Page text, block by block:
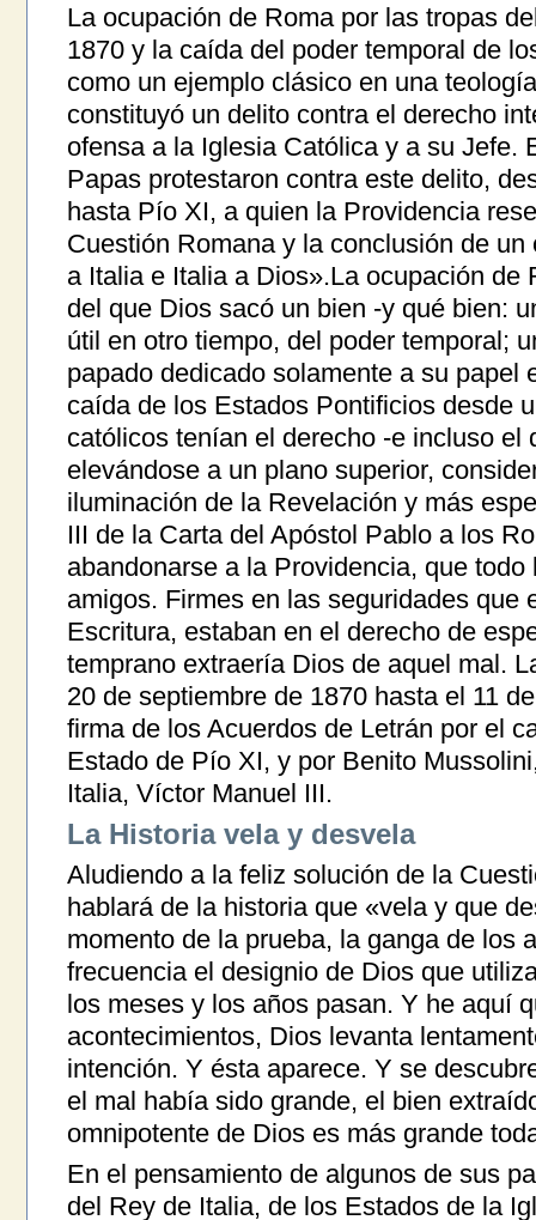
La ocupación de Roma por las tropas
1870 y la caída del poder temporal de
como un ejemplo clásico en una
constituyó un delito contra el derecho
ofensa a la Iglesia Católica y a su Jefe.
Papas protestaron contra este delito,
hasta Pío XI, a quien la Providencia
Cuestión Romana y la conclusión de
a Italia e Italia a Dios».La ocupación de
del que Dios sacó un bien -y qué bien:
útil en otro tiempo, del poder temporal;
papado dedicado solamente a su papel
caída de los Estados Pontificios desde
católicos tenían el derecho -e incluso el
elevándose a un plano superior,
iluminación de la Revelación y más
III de la Carta del Apóstol Pablo a los
abandonarse a la Providencia, que
amigos. Firmes en las seguridades que
Escritura, estaban en el derecho de
temprano extraería Dios de aquel mal.
20 de septiembre de 1870 hasta el 11
firma de los Acuerdos de Letrán por el
Estado de Pío XI, y por Benito
Italia, Víctor Manuel III.
La Historia vela y desvela
Aludiendo a la feliz solución de la
hablará de la historia que «vela y que
momento de la prueba, la ganga de los
frecuencia el designio de Dios que
los meses y los años pasan. Y he aquí
acontecimientos, Dios levanta
intención. Y ésta aparece. Y se
el mal había sido grande, el bien
omnipotente de Dios es más grande
En el pensamiento de algunos de sus
del Rey de Italia, de los Estados de la